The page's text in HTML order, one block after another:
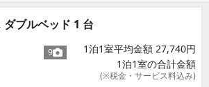
ブルベッド 1 台
9
1泊1室平均金額 27,740円
1泊1室の合計金額
(※税金・サービス料込み)